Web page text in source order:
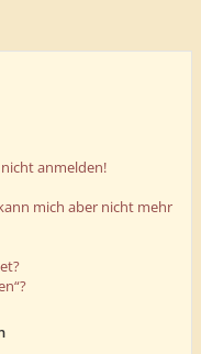
anmelden!
mich aber nicht mehr